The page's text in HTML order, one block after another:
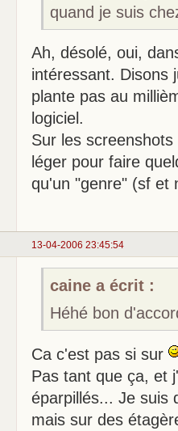
quand je suis
Ah, désolé, oui,
intéressant. Disons
plante pas au
logiciel.
Sur les
léger pour faire
qu'un "genre" (sf et
13-04-2006 23:45:54
caine a écrit :
Héhé bon
Ca c'est pas si sur
Pas tant que ça, et
éparpillés... Je suis
mais sur des